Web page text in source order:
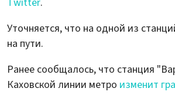
Уточняется, что на одной из
на пути.
Ранее сообщалось, что станция
Каховской линии метро изменит